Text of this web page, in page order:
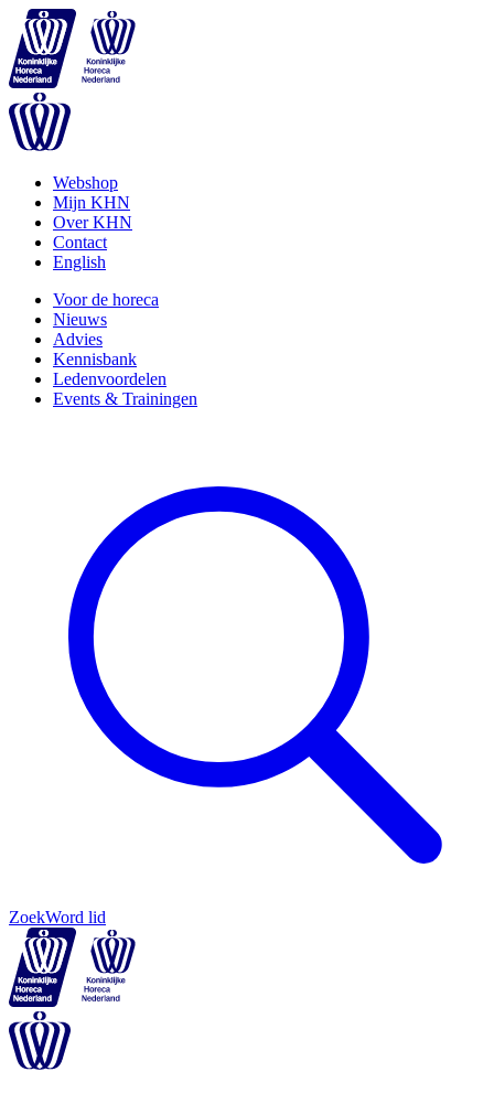
Webshop
Mijn KHN
Over KHN
Contact
English
Voor de horeca
Nieuws
Advies
Kennisbank
Ledenvoordelen
Events & Trainingen
ZoekWord lid